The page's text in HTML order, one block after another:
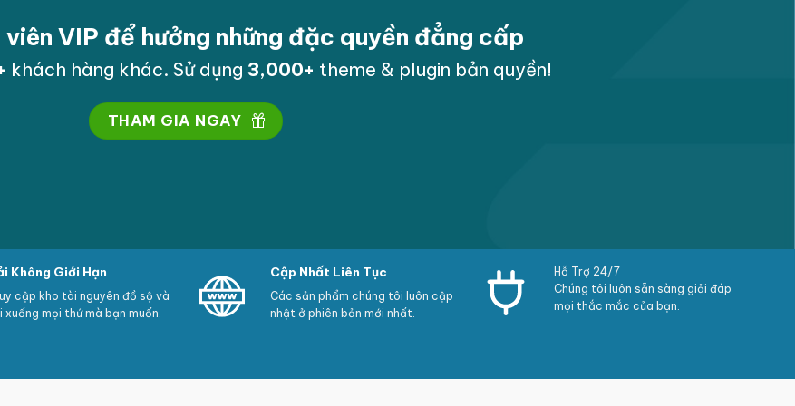
VIP để hưởng những đặc quyền đẳng cấp
khách hàng khác. Sử dụng 3,000+ theme & plugin bản quyền!
THAM GIA NGAY
Không Giới Hạn
cập kho tài nguyên đồ sộ và
xuống mọi thứ mà bạn muốn.
Cập Nhất Liên Tục
Các sản phẩm chúng tôi luôn cập
nhật ở phiên bản mới nhất.
Hỗ Trợ 24/7
Chúng tôi luôn sẵn sàng giải đáp
mọi thắc mắc của bạn.